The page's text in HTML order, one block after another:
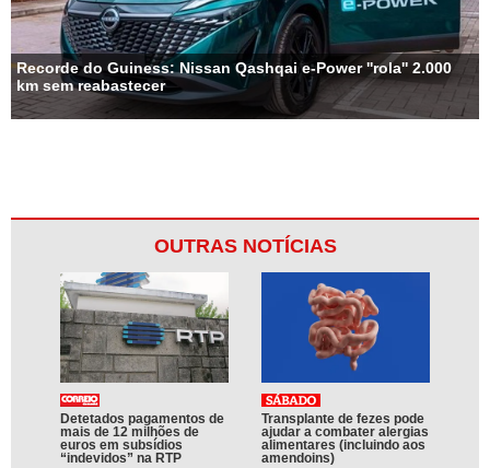
Recorde do Guiness: Nissan Qashqai e-Power ''rola'' 2.000
km sem reabastecer
OUTRAS NOTÍCIAS
Detetados pagamentos de
mais de 12 milhões de
euros em subsídios
“indevidos” na RTP
Transplante de fezes pode
ajudar a combater alergias
alimentares (incluindo aos
amendoins)